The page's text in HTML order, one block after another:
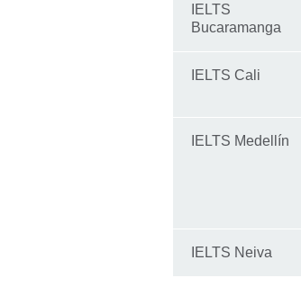
IELTS
Bucaramanga
IELTS Cali
IELTS Medellín
IELTS Neiva